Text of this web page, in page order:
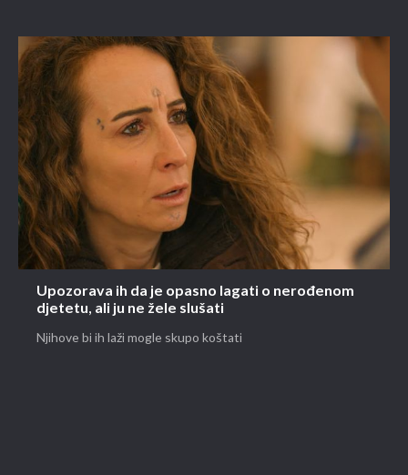
Upozorava ih da je opasno lagati o nerođenom
djetetu, ali ju ne žele slušati
Njihove bi ih laži mogle skupo koštati